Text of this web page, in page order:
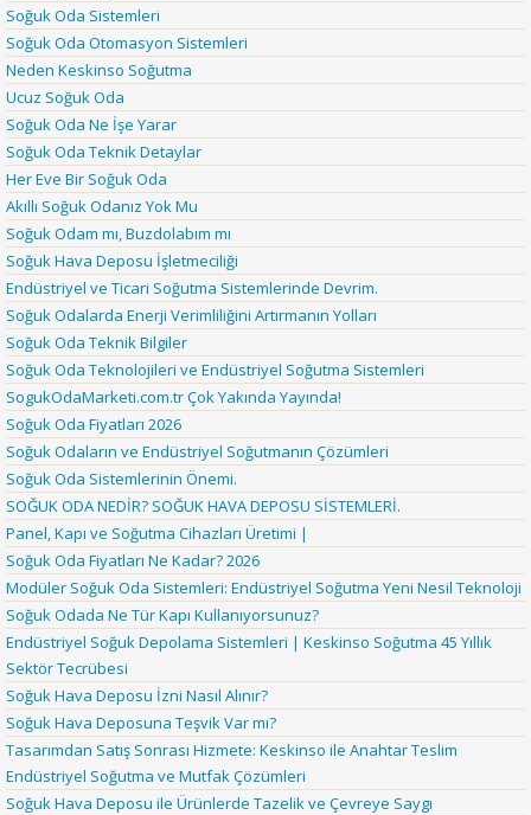
Soğuk Oda Sistemleri
Soğuk Oda Otomasyon Sistemleri
Neden Keskinso Soğutma
Ucuz Soğuk Oda
Soğuk Oda Ne İşe Yarar
Soğuk Oda Teknik Detaylar
Her Eve Bir Soğuk Oda
Akıllı Soğuk Odanız Yok Mu
Soğuk Odam mı, Buzdolabım mı
Soğuk Hava Deposu İşletmeciliği
Endüstriyel ve Ticari Soğutma Sistemlerinde Devrim.
Soğuk Odalarda Enerji Verimliliğini Artırmanın Yolları
Soğuk Oda Teknik Bilgiler
Soğuk Oda Teknolojileri ve Endüstriyel Soğutma Sistemleri
SogukOdaMarketi.com.tr Çok Yakında Yayında!
Soğuk Oda Fiyatları 2026
Soğuk Odaların ve Endüstriyel Soğutmanın Çözümleri
Soğuk Oda Sistemlerinin Önemi.
SOĞUK ODA NEDİR? SOĞUK HAVA DEPOSU SİSTEMLERİ.
Panel, Kapı ve Soğutma Cihazları Üretimi |
Soğuk Oda Fiyatları Ne Kadar? 2026
Modüler Soğuk Oda Sistemleri: Endüstriyel Soğutma Yeni Nesil Teknoloji
Soğuk Odada Ne Tür Kapı Kullanıyorsunuz?
Endüstriyel Soğuk Depolama Sistemleri | Keskinso Soğutma 45 Yıllık
Sektör Tecrübesi
Soğuk Hava Deposu İzni Nasıl Alınır?
Soğuk Hava Deposuna Teşvik Var mı?
Tasarımdan Satış Sonrası Hizmete: Keskinso ile Anahtar Teslim
Endüstriyel Soğutma ve Mutfak Çözümleri
Soğuk Hava Deposu ile Ürünlerde Tazelik ve Çevreye Saygı